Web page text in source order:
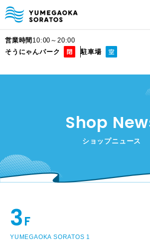
営業時間 10:00～20:00
そうにゃんパーク
駐車場
Shop
ショップニュース
3F
YUMEGAOKA SORATOS 1